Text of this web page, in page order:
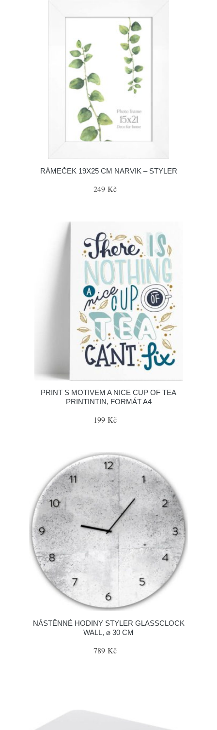
RÁMEČEK 19X25 CM NARVIK – STYLER
249 Kč
PRINT S MOTIVEM A NICE CUP OF TEA
PRINTINTIN, FORMÁT A4
199 Kč
NÁSTĚNNÉ HODINY STYLER GLASSCLOCK
WALL, ⌀ 30 CM
789 Kč